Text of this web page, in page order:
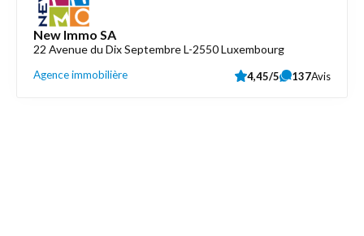
New Immo SA
22 Avenue du Dix Septembre L-2550 Luxembourg
Agence immobilière 4,45/5 137Avis